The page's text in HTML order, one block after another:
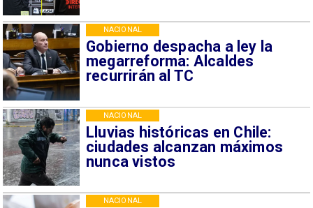
Gobierno despacha a ley la
megarreforma: Alcaldes
recurrirán al TC
NACIONAL
Lluvias históricas en Chile:
ciudades alcanzan máximos
nunca vistos
NACIONAL
NACIONAL